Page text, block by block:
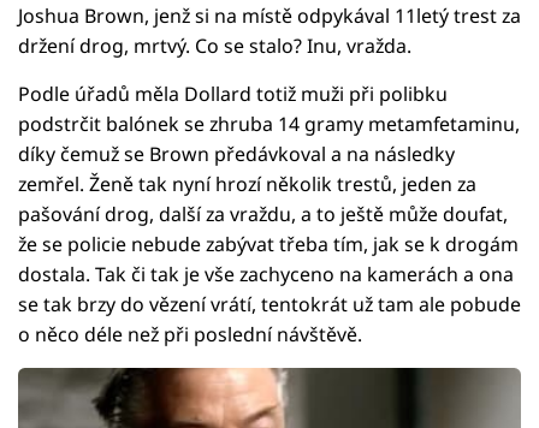
Joshua Brown, jenž si na místě odpykával 11letý trest za
držení drog, mrtvý. Co se stalo? Inu, vražda.
Podle úřadů měla Dollard totiž muži při polibku
podstrčit balónek se zhruba 14 gramy metamfetaminu,
díky čemuž se Brown předávkoval a na následky
zemřel. Ženě tak nyní hrozí několik trestů, jeden za
pašování drog, další za vraždu, a to ještě může doufat,
že se policie nebude zabývat třeba tím, jak se k drogám
dostala. Tak či tak je vše zachyceno na kamerách a ona
se tak brzy do vězení vrátí, tentokrát už tam ale pobude
o něco déle než při poslední návštěvě.